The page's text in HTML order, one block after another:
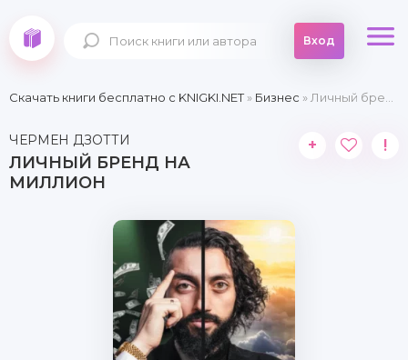
Вход
Скачать книги бесплатно c KNIGKI.NET» Бизнес » Личный бренд на миллион
ЧЕРМЕН ДЗОТТИ
ЛИЧНЫЙ БРЕНД НА
МИЛЛИОН
+ !